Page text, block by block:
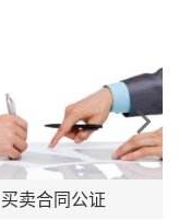
买卖合同公证
Next